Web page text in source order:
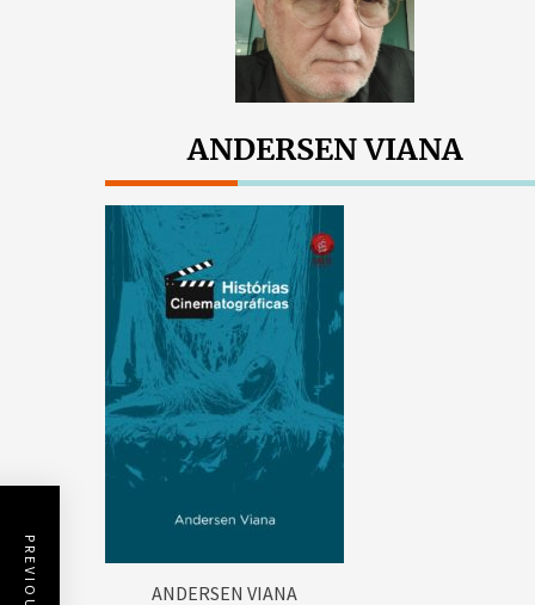
ANDERSEN VIANA
ANDERSEN VIANA